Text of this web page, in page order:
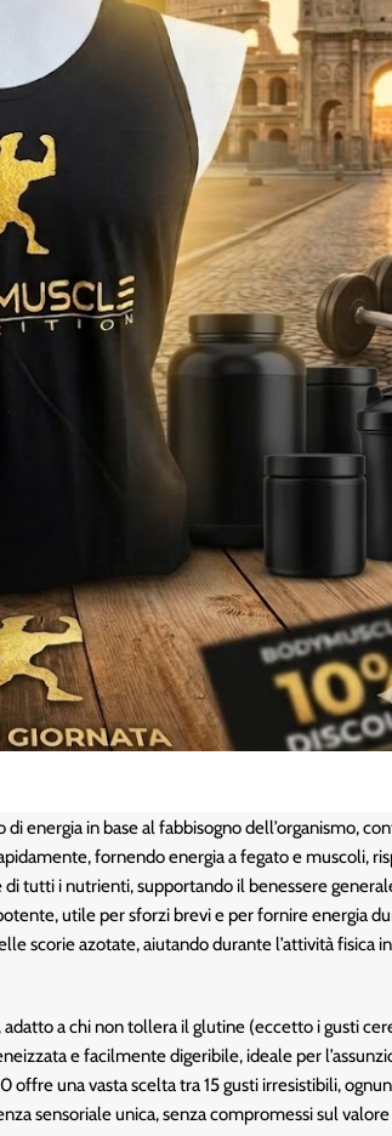
ripartizione calorica 40-30-30 (% carboidrati-
e facilmente digeribili , ideali per fornire energia
di energia in base al fabbisogno dell’organismo,
fornendo energia a fegato e muscoli,
tutti i nutrienti, supportando il benessere
utile per sforzi brevi e per fornire energia
scorie azotate, aiutando durante l’attività fisica
adatto a chi non tollera il glutine (eccetto i gusti
e facilmente digeribile, ideale per
una vasta scelta tra 15 gusti irresistibili,
sensoriale unica, senza compromessi sul